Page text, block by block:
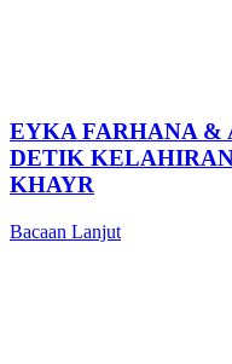
EYKA FARHANA &
DETIK
KHAYR
Bacaan Lanjut